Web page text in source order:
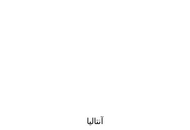
آنتالیا